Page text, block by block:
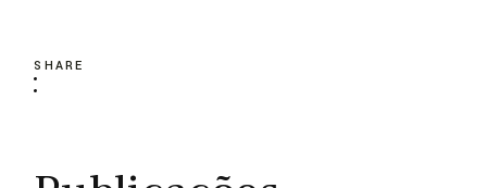
SHARE